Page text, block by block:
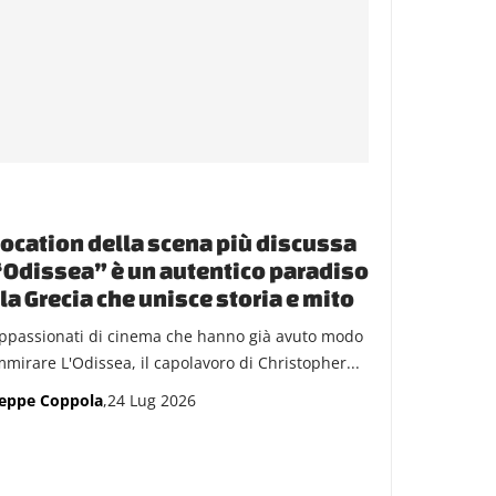
della scena più discussa
è un autentico paradiso
Grecia che unisce storia e mito
di cinema che hanno già avuto modo
L'Odissea, il capolavoro di Christopher...
Coppola,24 Lug 2026